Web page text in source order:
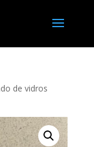
de vidros